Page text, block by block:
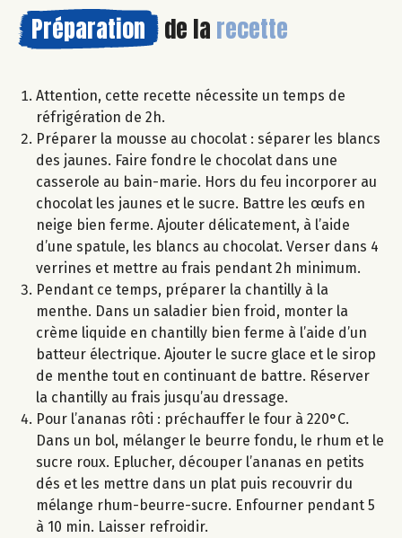
Préparation de la recette
Attention, cette recette nécessite un temps de
réfrigération de 2h.
Préparer la mousse au chocolat : séparer les blancs
des jaunes. Faire fondre le chocolat dans une
casserole au bain-marie. Hors du feu incorporer au
chocolat les jaunes et le sucre. Battre les œufs en
neige bien ferme. Ajouter délicatement, à l’aide
d’une spatule, les blancs au chocolat. Verser dans 4
verrines et mettre au frais pendant 2h minimum.
Pendant ce temps, préparer la chantilly à la
menthe. Dans un saladier bien froid, monter la
crème liquide en chantilly bien ferme à l’aide d’un
batteur électrique. Ajouter le sucre glace et le sirop
de menthe tout en continuant de battre. Réserver
la chantilly au frais jusqu’au dressage.
Pour l’ananas rôti : préchauffer le four à 220°C.
Dans un bol, mélanger le beurre fondu, le rhum et le
sucre roux. Eplucher, découper l’ananas en petits
dés et les mettre dans un plat puis recouvrir du
mélange rhum-beurre-sucre. Enfourner pendant 5
à 10 min. Laisser refroidir.